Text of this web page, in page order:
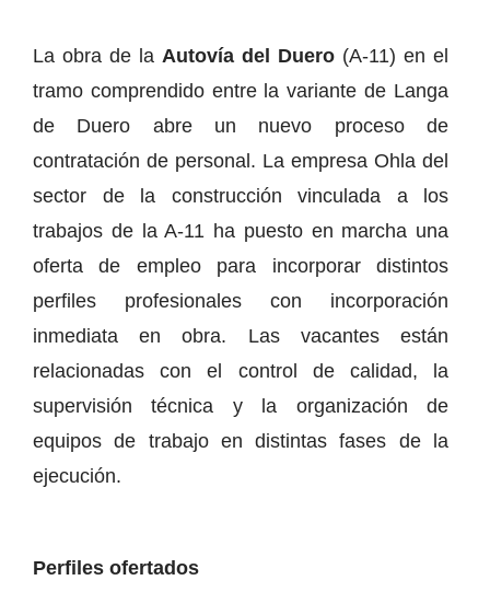
La obra de la Autovía del Duero (A-11) en el
tramo comprendido entre la variante de Langa
de Duero abre un nuevo proceso de
contratación de personal. La empresa Ohla del
sector de la construcción vinculada a los
trabajos de la A-11 ha puesto en marcha una
oferta de empleo para incorporar distintos
perfiles profesionales con incorporación
inmediata en obra. Las vacantes están
relacionadas con el control de calidad, la
supervisión técnica y la organización de
equipos de trabajo en distintas fases de la
ejecución.
Perfiles ofertados